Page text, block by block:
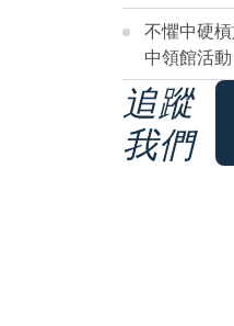
不懼中硬
中領館活動
追蹤
我們